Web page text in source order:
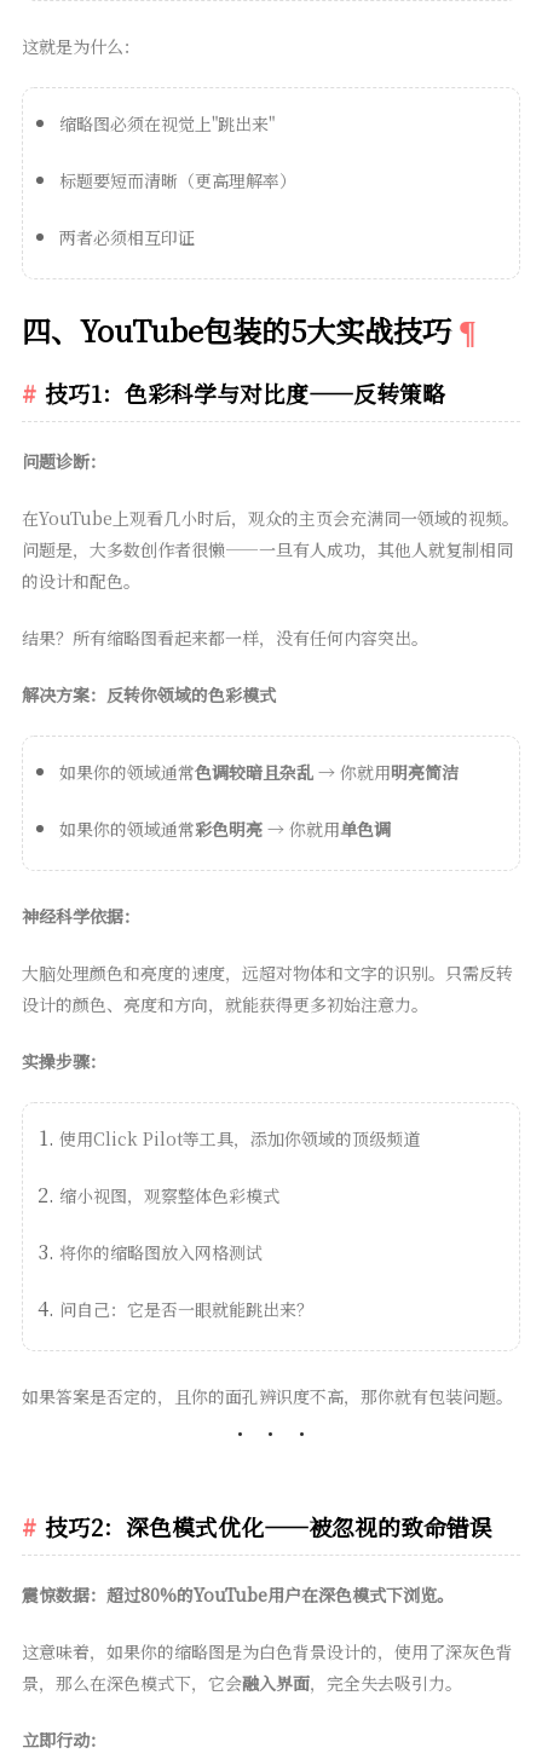
这就是为什么：
缩略图必须在视觉上"跳出来"
标题要短而清晰（更高理解率）
两者必须相互印证
四、YouTube包装的5大实战技巧
技巧1：色彩科学与对比度——反转策略
问题诊断：
在YouTube上观看几小时后，观众的主页会充满同一领域的视频。
问题是，大多数创作者很懒——一旦有人成功，其他人就复制相同
的设计和配色。
结果？所有缩略图看起来都一样，没有任何内容突出。
解决方案：反转你领域的色彩模式
如果你的领域通常色调较暗且杂乱→ 你就用明亮简洁
如果你的领域通常彩色明亮→ 你就用单色调
神经科学依据：
大脑处理颜色和亮度的速度，远超对物体和文字的识别。只需反转
设计的颜色、亮度和方向，就能获得更多初始注意力。
实操步骤：
使用Click Pilot等工具，添加你领域的顶级频道
缩小视图，观察整体色彩模式
将你的缩略图放入网格测试
问自己：它是否一眼就能跳出来？
如果答案是否定的，且你的面孔辨识度不高，那你就有包装问题。
技巧2：深色模式优化——被忽视的致命错误
震惊数据：超过80%的YouTube用户在深色模式下浏览。
这意味着，如果你的缩略图是为白色背景设计的，使用了深灰色背
景，那么在深色模式下，它会融入界面，完全失去吸引力。
立即行动：